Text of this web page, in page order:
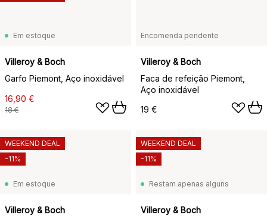
Em estoque
Villeroy & Boch
Garfo Piemont, Aço inoxidável
16,90 €
18 €
Encomenda pendente
Villeroy & Boch
Faca de refeição Piemont,
Aço inoxidável
19 €
Em estoque
Villeroy & Boch
WEEKEND DEAL
-11%
Restam apenas alguns
Villeroy & Boch
WEEKEND DEAL
-11%